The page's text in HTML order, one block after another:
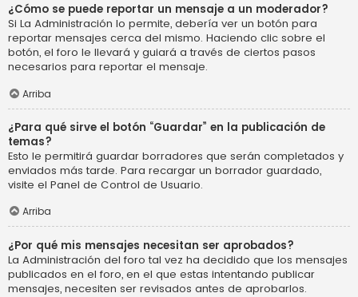
¿Cómo se puede reportar un mensaje a un moderador?
Si La Administración lo permite, debería ver un botón para
reportar mensajes cerca del mismo. Haciendo clic sobre el
botón, el foro le llevará y guiará a través de ciertos pasos
necesarios para reportar el mensaje.
Arriba
¿Para qué sirve el botón “Guardar” en la publicación de
temas?
Esto le permitirá guardar borradores que serán completados y
enviados más tarde. Para recargar un borrador guardado,
visite el Panel de Control de Usuario.
Arriba
¿Por qué mis mensajes necesitan ser aprobados?
La Administración del foro tal vez ha decidido que los mensajes
publicados en el foro, en el que estas intentando publicar
mensajes, necesiten ser revisados antes de aprobarlos.